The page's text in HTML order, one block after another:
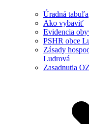
Úradná tabuľa
Ako vybaviť
Evidencia
PSHR obce
Zásady
Ludrová
Zasadnutia OZ